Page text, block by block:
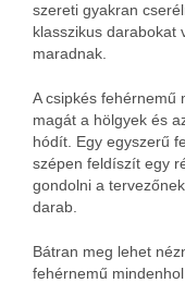
szereti gyakran
klasszikus darabokat
maradnak.
A csipkés fehérnemű
magát a hölgyek és
hódít. Egy egyszerű
szépen feldíszít egy
gondolni a
darab.
Bátran meg lehet
fehérnemű